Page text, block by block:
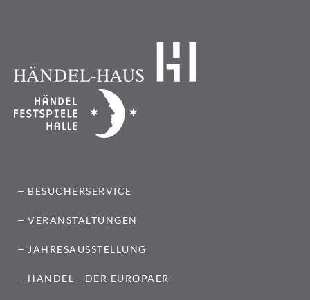
BESUCHERSERVICE
VERANSTALTUNGEN
JAHRESAUSSTELLUNG
HÄNDEL - DER EUROPÄER